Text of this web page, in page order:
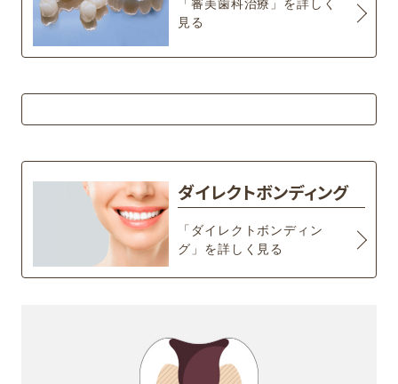
「審美歯科治療」を詳しく
見る
ダイレクトボンディング
「ダイレクトボンディン
グ」を詳しく見る